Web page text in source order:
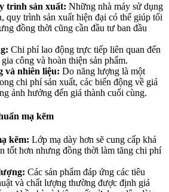
trình sản xuất: Những nhà máy sử dụng
quy trình sản xuất hiện đại có thể giúp tối
đồng thời cũng cần đầu tư ban đầu
Chi phí lao động trực tiếp liên quan đến
công và hoàn thiện sản phẩm.
và nhiên liệu: Do năng lượng là một
chi phí sản xuất, các biến động về giá
ảnh hưởng đến giá thành cuối cùng.
mạ kẽm
kẽm: Lớp mạ dày hơn sẽ cung cấp khả
tốt hơn nhưng đồng thời làm tăng chi phí
Các sản phẩm đáp ứng các tiêu
và chất lượng thường được định giá